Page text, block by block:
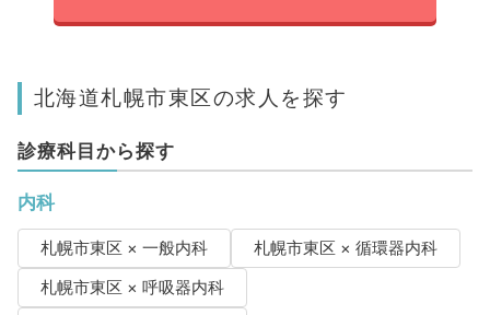
北海道札幌市東区の求人を探す
診療科目から探す
内科
札幌市東区 × 一般内科
札幌市東区 × 循環器内科
札幌市東区 × 呼吸器内科